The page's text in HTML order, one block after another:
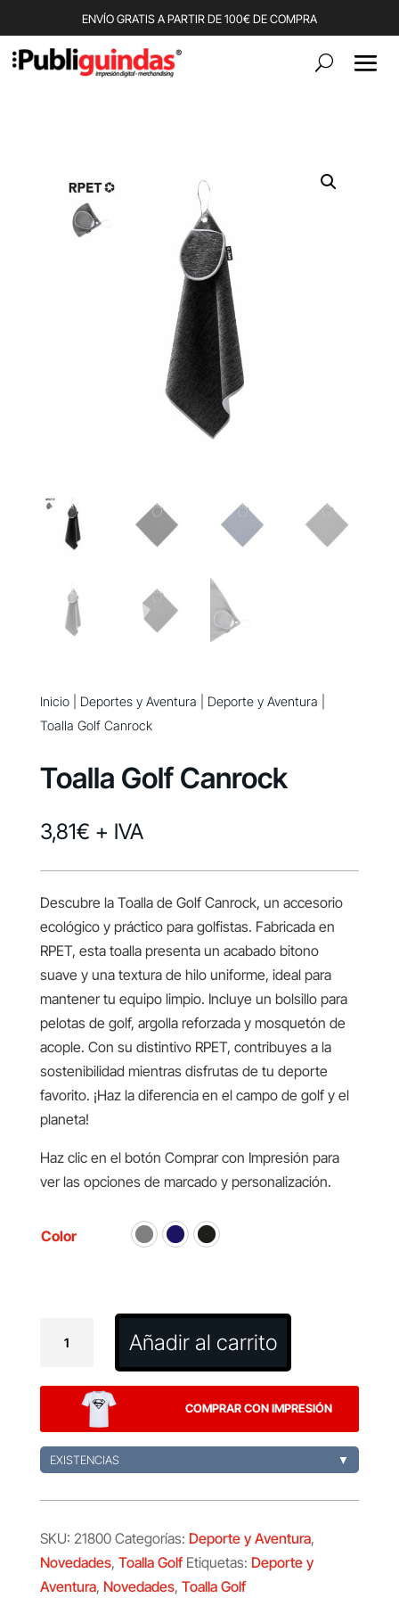
ENVÍO GRATIS A PARTIR DE 100€ DE COMPRA
Inicio| Deportes y Aventura Deporte y Aventura
Toalla Golf Canrock
Toalla Golf Canrock
3,81€ + IVA
Descubre la Toalla de Golf Canrock, un accesorio
ecológico y práctico para golfistas. Fabricada en
RPET, esta toalla presenta un acabado bitono
suave y una textura de hilo uniforme, ideal para
mantener tu equipo limpio. Incluye un bolsillo para
pelotas de golf, argolla reforzada y mosquetón de
acople. Con su distintivo RPET, contribuyes a la
sostenibilidad mientras disfrutas de tu deporte
favorito. ¡Haz la diferencia en el campo de golf y el
planeta!
Haz clic en el botón Comprar con Impresión para
ver las opciones de marcado y personalización.
Color
cantidad
Añadir al carrito
COMPRAR CON IMPRESIÓN
EXISTENCIAS ▼
SKU: 21800 Categorías: Deporte y Aventura,
Novedades, Toalla Golf Etiquetas: Deporte y
Aventura, Novedades, Toalla Golf